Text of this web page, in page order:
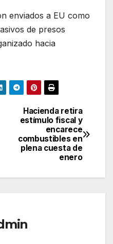
enviados a EU como
de presos
hacia
Hacienda retira
estímulo fiscal y
encarece
combustibles en
plena cuesta de
enero